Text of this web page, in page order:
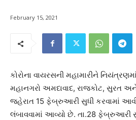
February 15, 2021
કોરોના વાયરસની મહામારીને
મહાનગરો અમદાવાદ, રાજકોટ, સુરત અને
જહેરાત 15 ફેબ્રુઆરી સુધી કરવામાં
લંબાવવામાં આવ્યો છે. તા.28 ફેબ્રુઆરી